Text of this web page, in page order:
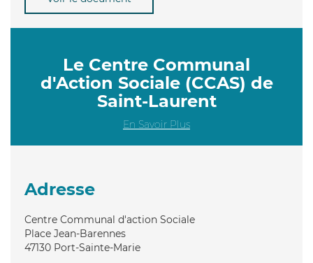
Le Centre Communal
d'Action Sociale (CCAS) de
Saint-Laurent
En Savoir Plus
Adresse
Centre Communal d'action Sociale
Place Jean-Barennes
47130 Port-Sainte-Marie